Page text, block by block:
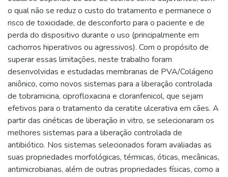
o qual não se reduz o custo do tratamento e permanece o
risco de toxicidade, de desconforto para o paciente e de
perda do dispositivo durante o uso (principalmente em
cachorros hiperativos ou agressivos). Com o propósito de
superar essas limitações, neste trabalho foram
desenvolvidas e estudadas membranas de PVA/Colágeno
aniônico, como novos sistemas para a liberação controlada
de tobramicina, ciprofloxacina e cloranfenicol, que sejam
efetivos para o tratamento da ceratite ulcerativa em cães. A
partir das cinéticas de liberação in vitro, se selecionaram os
melhores sistemas para a liberação controlada de
antibiótico. Nos sistemas selecionados foram avaliadas as
suas propriedades morfológicas, térmicas, óticas, mecânicas,
antimicrobianas, além de outras propriedades físicas, como a